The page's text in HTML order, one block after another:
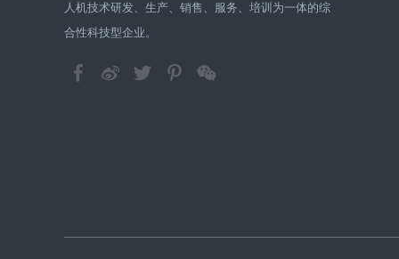
人机技术研发、生产、销售、服务、培训为一体的综
合性科技型企业。